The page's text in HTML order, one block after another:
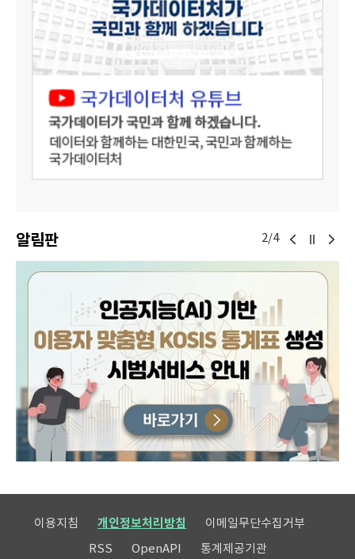
알림판 2/4
이용지침 개인정보처리방침
이메일무단수집거부
RSS
OpenAPI 통계제공기관